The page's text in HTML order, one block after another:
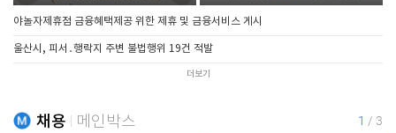
야놀자제휴점 금융혜택제공 위한 제휴 및 금융서비스 게시
울산시, 피서․행락지 주변 불법행위 19건 적발
더보기
채용 메인박스 1 / 3